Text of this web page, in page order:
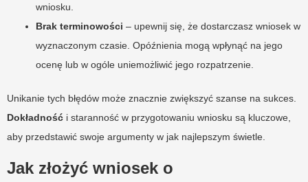
wniosku.
Brak terminowości – upewnij się, że dostarczasz wniosek w
wyznaczonym czasie. Opóźnienia mogą wpłynąć na jego
ocenę lub w ogóle uniemożliwić jego rozpatrzenie.
Unikanie tych błędów może znacznie zwiększyć szanse na sukces.
Dokładność i staranność w przygotowaniu wniosku są kluczowe,
aby przedstawić swoje argumenty w jak najlepszym świetle.
Jak złożyć wniosek o